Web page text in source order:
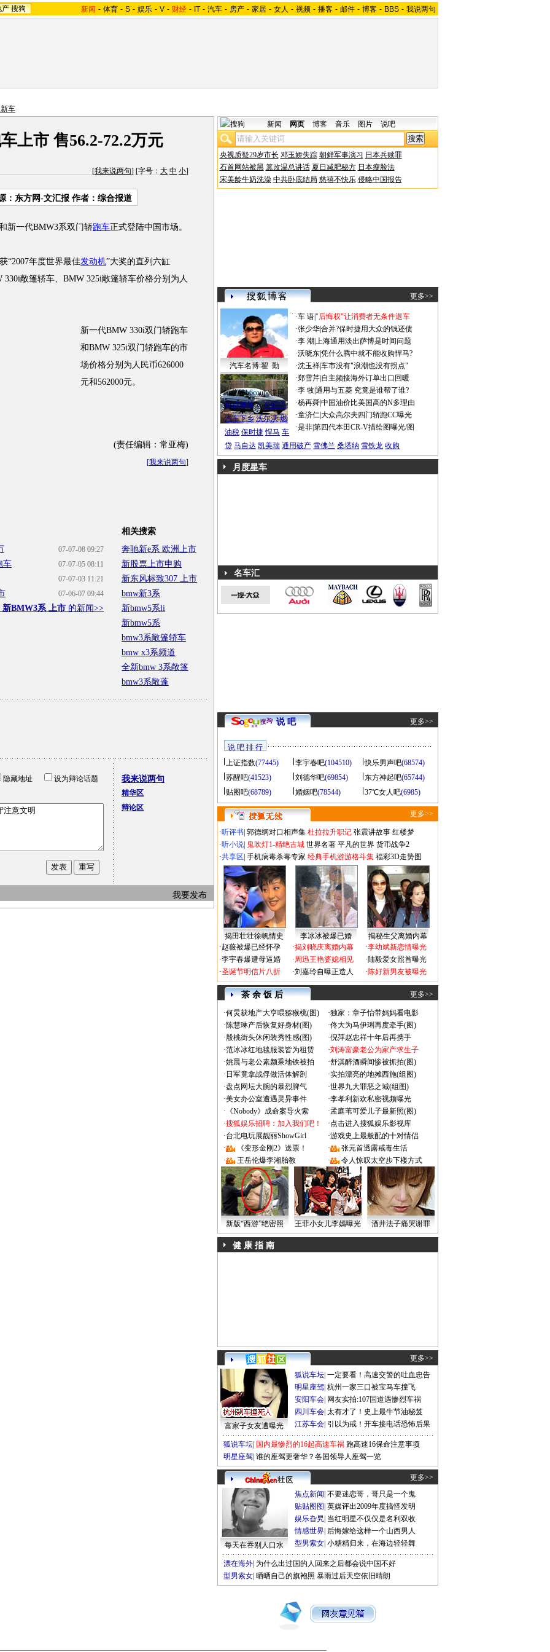
产 搜狗 新闻 - 体育 - S - 娱乐 - V - 财经 - IT - 汽车 - 房产 - 家居 - 女人 - 视频 - 播客 - 邮件 - 博客 - BBS - 我说两句
车
上市 售56.2-72.2万元
[我来说两句] [字号： 大 中 小]
：东方网-文汇报 作者：综合报道
一代BMW3系双门轿跑车正式登陆中国市场。
年度世界最佳发动机”大奖的直列六缸
敞篷轿车、BMW 325i敞篷轿车价格分别为人
新一代BMW 330i双门轿跑车
和BMW 325i双门轿跑车的市
场价格分别为人民币626000
元和562000元。
(责任编辑：常亚梅)
[我来说两句]
07-07-08 09:27
07-07-05 08:11
车
07-07-03 11:21
07-06-07 09:44
新BMW3系 上市 的新闻>>
相关搜索
奔驰新e系 欧洲上市
新股票上市申购
新东风标致307 上市
bmw新3系
新bmw5系li
新bmw5系
bmw3系敞篷轿车
bmw x3系频道
全新bmw 3系敞篷
bmw3系敞蓬
隐藏地址
设为辩论话题
我来说两句
精华区
辩论区
我要发布
新闻 网页 博客 音乐 图片 说吧
央视质疑29岁市长 邓玉娇失踪 朝鲜军事演习 日本兵赎罪
石首网站被黑 篡改温总讲话 夏日减肥秘方 日本瘦脸法
宋美龄牛奶洗澡 中共卧底结局 慈禧不快乐 侵略中国报告
更多>>
汽车名博:翟 勤
帕萨特b6coupe谍照
·车 语|"后悔权"让消费者无条件退车
·张少华|合并?保时捷用大众的钱还债
·李 潮 上海通用淡出萨博是时间问题
·沃晓东|凭什么腾中就不能收购悍马?
·沈玉祥|车市没有"浪潮也没有拐点"
·郑雪芹| 自主频接海外订单出口回暖
·李 牧|通用与五菱 究竟是谁帮了谁?
·杨再舜|中国油价比美国高的N多理由
·童济仁|大众高尔夫四门轿跑CC曝光
·是非|第四代本田CR-V描绘图曝光/图
热点标签： 车船税
汽车下乡 沃尔沃 燃
油税 保时捷 悍马 车
贷 马自达 凯美瑞 通用破产 雪佛兰 桑塔纳 雪铁龙 收购
月度星车
名车汇
说 吧 更多>>
说 吧 排 行
上证指数(77445) 李宇春吧(104510) 快乐男声吧(68574)
苏醒吧(41523) 刘德华吧(69854) 东方神起吧(65744)
贴图吧(68789) 婚姻吧(78544) 37℃女人吧(6985)
更多>>
·听评书 郭德纲对口相声集 杜拉拉升职记 张震讲故事 红楼梦
·听小说 鬼吹灯1-精绝古城 世界名著 平凡的世界 货币战争2
·共享区 手机病毒杀毒专家 经典手机游游格斗集 福彩3D走势图
揭田壮壮徐帆情史 李冰冰被爆已婚
揭秘生父离婚内幕
·赵薇被爆已经怀孕
·李宇春爆遭母逼婚
·圣诞节明信片八折
·揭刘晓庆离婚内幕
·周迅王艳婆媳相见
·刘嘉玲自曝正造人
·李幼斌新恋情曝光
·陆毅爱女照首曝光
·陈好新男友被曝光
茶 余 饭 后 更多>>
·何炅获地产大亨喂猕猴桃(图) ·独家：章子怡带妈妈看电影
·陈慧琳产后恢复好身材(图) ·佟大为马伊琍再度牵手(图)
·殷桃街头休闲装秀性感(图) ·倪萍赵忠祥十年后再携手
·范冰冰红地毯服装皆为租赁 ·刘涛富豪老公为家产求生子
·姚晨与老公素颜乘地铁被拍 ·舒淇醉酒瞬间惨被抓拍(图)
· 日军竟拿战俘做活体解剖 ·实拍漂亮的地摊西施(组图)
·盘点网坛大腕的暴烈脾气 ·世界九大罪恶之城(组图)
·美女办公室遭遇灵异事件 ·李孝利新欢私密视频曝光
· 《Nobody》成命案导火索 ·孟庭苇可爱儿子最新照(图)
·搜狐娱乐招聘：加入我们吧！ ·点击进入搜狐娱乐影视库
·台北电玩展靓丽ShowGirl ·游戏史上最般配的十对情侣
·
《变形金刚2》送票！ ·
张元首透露戒毒生活
·
王岳伦爆李湘胎教 · 令人惊叹太空步下楼方式
新版“西游”绝密照 王菲小女儿李嫣曝光 酒井法子痛哭谢罪
健 康 指 南
更多>>
富家子女友遭曝光
狐说车坛 一定要看！高速交警的吐血忠告
明星座驾 杭州一家三口被宝马车撞飞
安阳车会 网友实拍:107国道遇惨烈车祸
四川车会 太有才了！史上最牛节油秘笈
江苏车会 引以为戒！开车接电话恐怖后果
狐说车坛 国内最惨烈的16起高速车祸 跑高速16保命注意事项
明星座驾 谁的座驾更奢华？各国领导人座驾一览
更多>>
每天在吞别人口水
焦点新闻 不要迷恋哥，哥只是一个鬼
贴贴图图 英媒评出2009年度搞怪发明
娱乐旮旯 当红明星不仅仅是名利双收
情感世界 后悔嫁给这样一个山西男人
型男索女 小糖精归来，在海边轻轻舞
漂在海外 为什么出过国的人回来之后都会说中国不好
型男索女 晒晒自己的旗袍照 暴雨过后天空依旧晴朗